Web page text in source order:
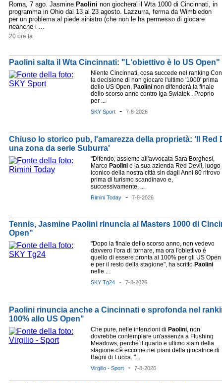
Roma, 7 ago. Jasmine Paolini non giochera' il Wta 1000 di Cincinnati, in
programma in Ohio dal 13 al 23 agosto. Lazzurra, ferma da Wimbledon
per un problema al piede sinistro (che non le ha permesso di giocare
neanche i ...
20 ore fa
Paolini salta il Wta Cincinnati: "L'obiettivo è lo US Open"
Niente Cincinnati, cosa succede nel ranking Con
la decisione di non giocare l'ultimo '1000' prima
dello US Open, Paolini non difenderà la finale
dello scorso anno contro Iga Swiatek . Proprio
per ...
SKY Sport - 7-8-2026
Chiuso lo storico pub, l'amarezza della proprietà: 'Il Red
una zona da serie Suburra'
"Difendo, assieme all'avvocata Sara Borghesi,
Marco Paolini e la sua azienda Red Devil, luogo
iconico della nostra città sin dagli Anni 80 ritrovo
prima di turismo scandinavo e,
successivamente, ...
Rimini Today - 7-8-2026
Tennis, Jasmine Paolini rinuncia al Masters 1000 di
Open"
"Dopo la finale dello scorso anno, non vedevo
davvero l'ora di tornare, ma ora l'obiettivo è
quello di essere pronta al 100% per gli US Open
e per il resto della stagione", ha scritto Paolini
nelle ...
SKY Tg24 - 7-8-2026
Paolini rinuncia anche a Cincinnati e sprofonda nel
100% allo US Open"
Che pure, nelle intenzioni di Paolini, non
dovrebbe contemplare un'assenza a Flushing
Meadows, perché il quarto e ultimo slam della
stagione c'è eccome nei piani della giocatrice di
Bagni di Lucca. "...
Virgilio - Sport - 7-8-2026